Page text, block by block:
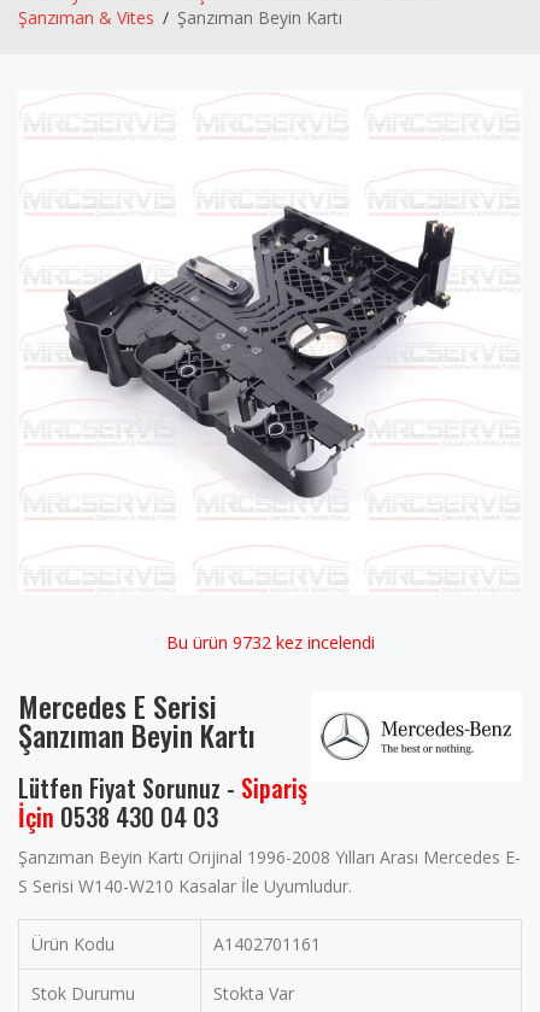
Şanzıman & Vites
Şanzıman Beyin Kartı
Bu ürün 9732 kez incelendi
Mercedes E Serisi
Şanzıman Beyin Kartı
Lütfen Fiyat Sorunuz - Sipariş
İçin 0538 430 04 03
Şanzıman Beyin Kartı Orijinal 1996-2008 Yılları Arası Mercedes E-
S Serisi W140-W210 Kasalar İle Uyumludur.
Ürün Kodu A1402701161
Stok Durumu Stokta Var